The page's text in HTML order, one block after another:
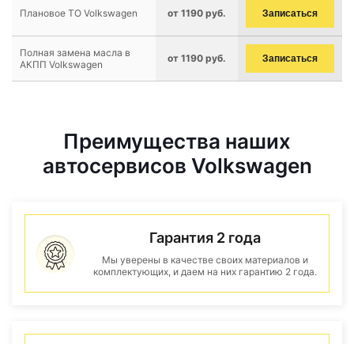
Плановое ТО Volkswagen от 1190 руб. Записаться
Полная замена масла в
АКПП Volkswagen
от 1190 руб. Записаться
Преимущества наших
автосервисов Volkswagen
Гарантия 2 года
Мы уверены в качестве своих материалов и
комплектующих, и даем на них гарантию 2 года.